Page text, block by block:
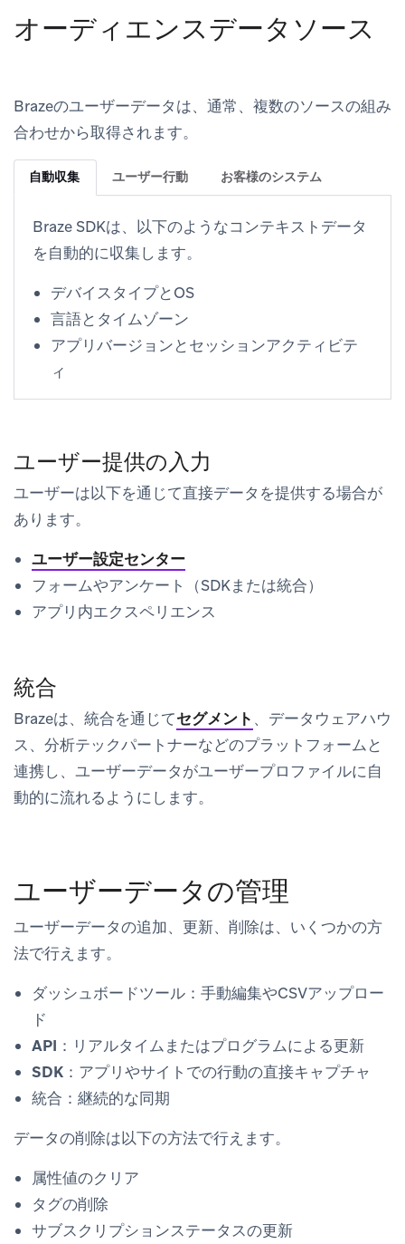
オーディエンスデータソース
Brazeのユーザーデータは、通常、複数のソースの組み
合わせから取得されます。
自動収集 ユーザー行動 お客様のシステム
Braze SDKは、以下のようなコンテキストデータ
を自動的に収集します。
デバイスタイプとOS
言語とタイムゾーン
アプリバージョンとセッションアクティビテ
ィ
ユーザー提供の入力
ユーザーは以下を通じて直接データを提供する場合が
あります。
ユーザー設定センター
フォームやアンケート（SDKまたは統合）
アプリ内エクスペリエンス
統合
Brazeは、統合を通じてセグメント 、データウェアハウ
ス、分析テックパートナーなどのプラットフォームと
連携し、ユーザーデータがユーザープロファイルに自
動的に流れるようにします。
ユーザーデータの管理
ユーザーデータの追加、更新、削除は、いくつかの方
法で行えます。
ダッシュボードツール ：手動編集やCSVアップロー
ド
API ：リアルタイムまたはプログラムによる更新
SDK ：アプリやサイトでの行動の直接キャプチャ
統合 ：継続的な同期
データの削除は以下の方法で行えます。
属性値のクリア
タグの削除
サブスクリプションステータスの更新